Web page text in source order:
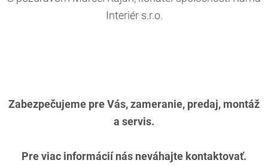
Interiér s.r.o.
Zabezpečujeme pre Vás, zameranie, predaj, montáž
a servis.
Pre viac informácií nás neváhajte kontaktovať.